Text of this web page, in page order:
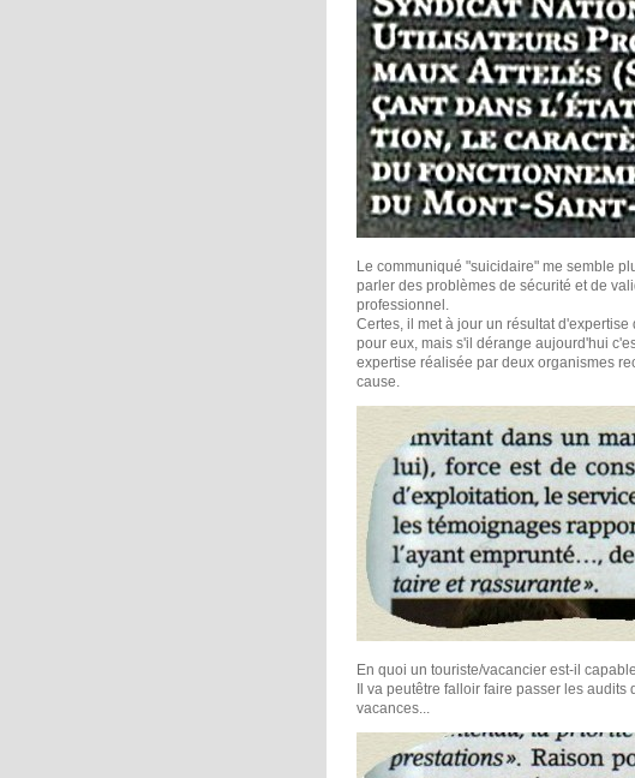
Le communiqué "suicidaire" me semble
parler des problèmes de sécurité et de
professionnel.
Certes, il met à jour un résultat
pour eux, mais s'il dérange aujourd'hui
expertise réalisée par deux organismes
cause.
En quoi un touriste/vacancier est-il
Il va peutêtre falloir faire passer les
vacances...